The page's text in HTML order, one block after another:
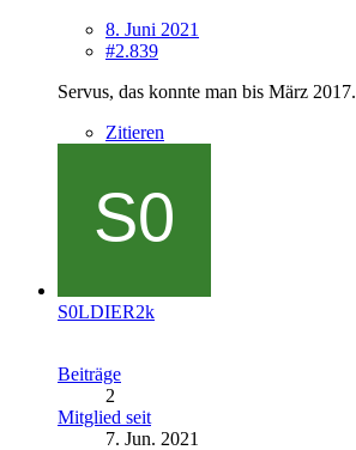
8. Juni 2021
#2.839
Servus, das konnte man bis März 2017.
Zitieren
S0LDIER2k
Beiträge
2
Mitglied seit
7. Jun. 2021